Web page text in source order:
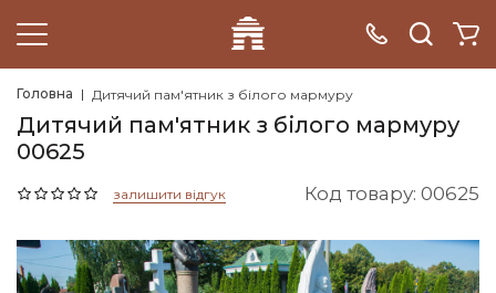
Головна Дитячий пам'ятник з білого мармуру
Дитячий пам'ятник з білого мармуру
00625
залишити відгук Код товару: 00625